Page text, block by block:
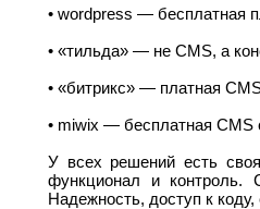
• wordpress — бесплатная
• «тильда» — не CMS, а
• «битрикс» — платная
• miwix — бесплатная CMS
У всех решений есть
функционал и
Надежность, доступ к